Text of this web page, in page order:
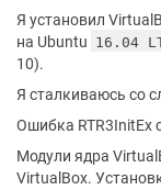
Я установил
на Ubuntu 16.04
10).
Я сталкиваюсь со
Ошибка RTR3InitEx
Модули ядра
VirtualBox.